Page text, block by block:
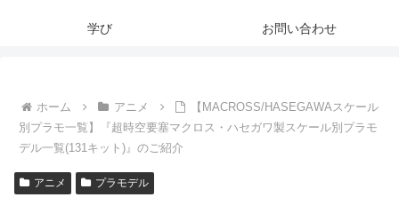
学び お問い合わせ
ホーム アニメ
【MACROSS/HASEGAWAスケール
別プラモ一覧】『超時空要塞マクロス・ハセガワ製スケール別プラモ
デル一覧(131キット)』のご紹介
アニメ プラモデル